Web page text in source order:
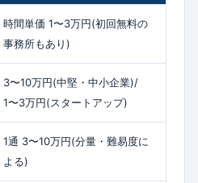
時間単価 1〜3万円(初回無料の
事務所もあり)
3〜10万円(中堅・中小企業)/
1〜3万円(スタートアップ)
1通 3〜10万円(分量・難易度に
よる)